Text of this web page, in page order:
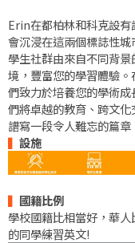
Erin在都柏林和科克設
會沉浸在這兩個標誌性
學生社群由來自不同背
境，豐富您的學習體驗
們致力於培養您的學術
們將卓越的教育、跨文
譜寫一段令人難忘的篇章
▍ 設施
▍ 國籍比例
學校國籍比相當好，華
的同學練習英文!